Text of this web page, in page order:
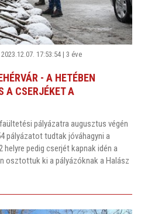
2023.12.07. 17:53:54 | 3 éve
- A HETÉBEN
A CSERJÉKET A
pályázatra augusztus végén
pályázatot tudtak jóváhagyni a
pedig cserjét kapnak idén a
osztottuk ki a pályázóknak a Halász